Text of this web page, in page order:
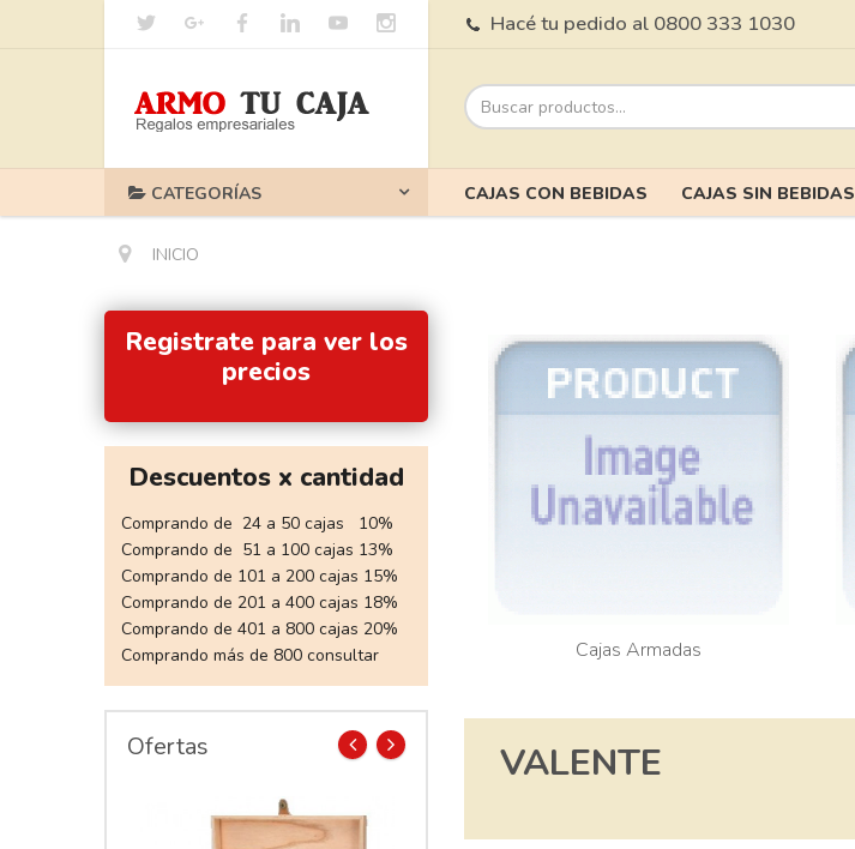
Hacé tu pedido al 0800 333 1030
CATEGORÍAS CAJAS CON BEBIDAS CAJAS SIN BEBIDAS
INICIO
Registrate para ver los
precios
Descuentos x cantidad
Comprando de 24 a 50 cajas 10%
Comprando de 51 a 100 cajas 13%
Comprando de 101 a 200 cajas 15%
Comprando de 201 a 400 cajas 18%
Comprando de 401 a 800 cajas 20%
Comprando más de 800 consultar
Ofertas
prev next
Cajas Armadas
VALENTE